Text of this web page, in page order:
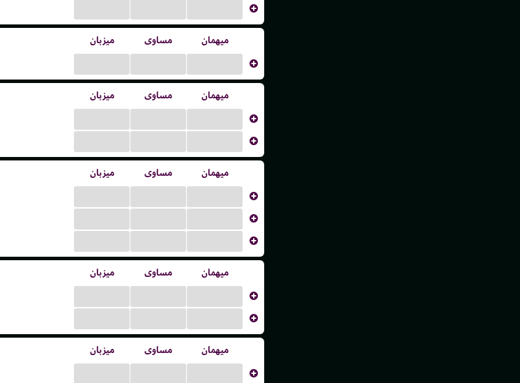
میزبان مساوی میهمان
میزبان مساوی میهمان
میزبان مساوی میهمان
میزبان مساوی میهمان
میزبان مساوی میهمان